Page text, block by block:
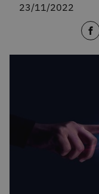
23/11/2022